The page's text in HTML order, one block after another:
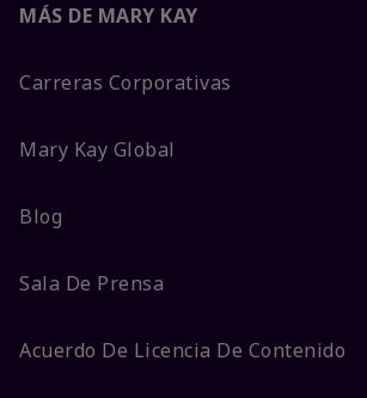
MÁS DE MARY KAY
Carreras Corporativas
Mary Kay Global
Blog
Sala De Prensa
Acuerdo De Licencia De Contenido